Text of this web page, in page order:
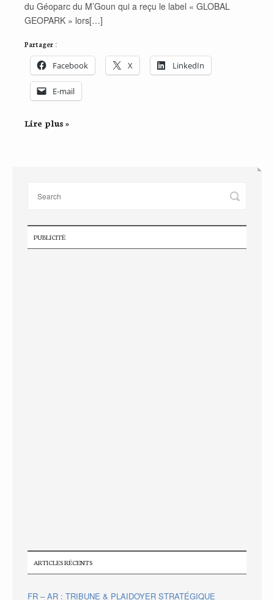
du Géoparc du M’Goun qui a reçu le label « GLOBAL
GEOPARK » lors[…]
Partager :
Facebook X LinkedIn
E-mail
Lire plus »
PUBLICITÉ
ARTICLES RÉCENTS
FR – AR : TRIBUNE & PLAIDOYER STRATÉGIQUE